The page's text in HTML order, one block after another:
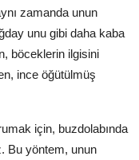
zamanda unun
unu gibi daha kaba
böceklerin ilgisini
ince öğütülmüş
için, buzdolabında
Bu yöntem, unun